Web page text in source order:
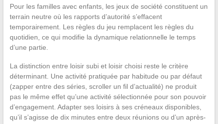
Pour les familles avec enfants, les jeux de société constituent un
terrain neutre où les rapports d’autorité s’effacent
temporairement. Les règles du jeu remplacent les règles du
quotidien, ce qui modifie la dynamique relationnelle le temps
d’une partie.
La distinction entre loisir subi et loisir choisi reste le critère
déterminant. Une activité pratiquée par habitude ou par défaut
(zapper entre des séries, scroller un fil d’actualité) ne produit
pas le même effet qu’une activité sélectionnée pour son pouvoir
d’engagement. Adapter ses loisirs à ses créneaux disponibles,
qu’il s’agisse de dix minutes entre deux réunions ou d’un après-